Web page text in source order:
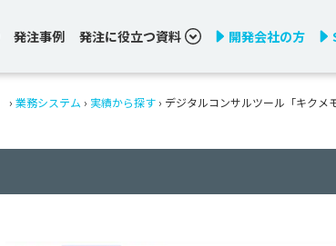
発注事例 発注に役立つ資料 開発会社の方
› 業務システム › 実績から探す › デジタルコンサルツール「キクメ